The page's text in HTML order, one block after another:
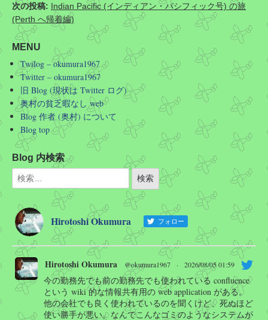
次の投稿: Indian Pacific (インディアン・パシフィック号) の旅
(Perth へ帰着編)
MENU
Twilog – okumura1967
Twitter – okumura1967
旧 Blog (現状は Twitter ログ)
奥村の貧乏暇なし web
Blog 作者 (奥村) について
Blog top
Blog 内検索
Hirotoshi Okumura フォロー
Hirotoshi Okumura @okumura1967 · 2026/08/05 01:59
今の勤務先でも前の勤務先でも使われている confluence
という wiki 的な情報共有用の web application がある。
他の会社でも良く使われているのを聞くけど、死ぬほど
使い勝手が悪い。なんでこんなゴミのようなシステムが